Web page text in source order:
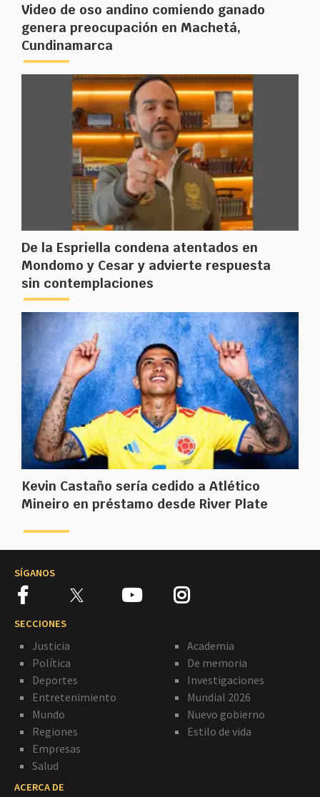
Video de oso andino comiendo ganado
genera preocupación en Machetá,
Cundinamarca
De la Espriella condena atentados en
Mondomo y Cesar y advierte respuesta
sin contemplaciones
Kevin Castaño sería cedido a Atlético
Mineiro en préstamo desde River Plate
SÍGANOS
SECCIONES
Justicia
Política
Deportes
Entretenimiento
Mundo
Regiones
Empresas
Salud
Academia
De memoria
Investigaciones
Mundial 2026
Nuevo gobierno
Estilo de vida
ACERCA DE